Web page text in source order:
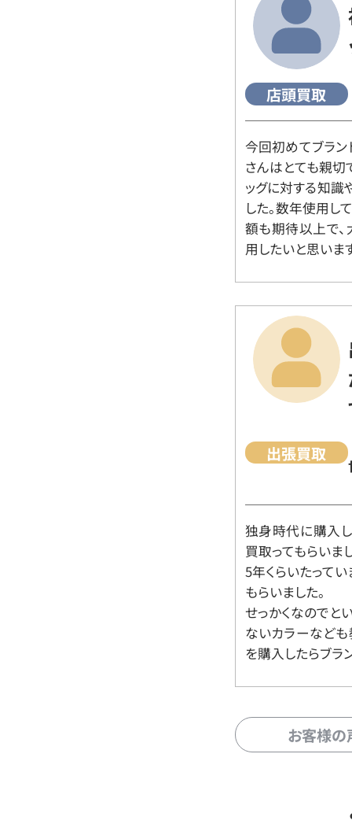
店頭買取
今回初めてブラン
さんはとても親切
ッグに対する知識
した。数年使用し
額も期待以上で、
用したいと思いま
出張買取
独身時代に購入
買取ってもらいま
5年くらいたって
もらいました。
せっかくなのでと
ないカラーなども
を購入したらブラ
お客様